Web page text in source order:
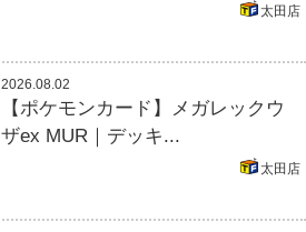
太田店
2026.08.02
【ポケモンカード】メガレックウ
ザex MUR｜デッキ...
太田店